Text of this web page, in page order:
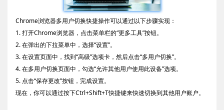
Chrome浏览器多用户切换快捷操作可以通过以下步骤实现：
1. 打开Chrome浏览器，点击菜单栏的“更多工具”按钮。
2. 在弹出的下拉菜单中，选择“设置”。
3. 在设置页面中，找到“高级”选项卡，然后点击“多用户切换”。
4. 在多用户切换页面中，勾选“允许其他用户使用此设备”选项。
5. 点击“保存更改”按钮，完成设置。
现在，你可以通过按下Ctrl+Shift+T快捷键来快速切换到其他用户账户。